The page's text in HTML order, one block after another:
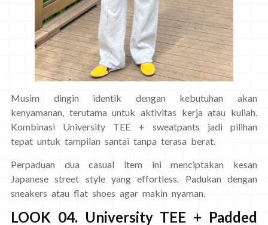
Musim dingin identik dengan kebutuhan akan
kenyamanan, terutama untuk aktivitas kerja atau kuliah.
Kombinasi University TEE + sweatpants jadi pilihan
tepat untuk tampilan santai tanpa terasa berat.
Perpaduan dua casual item ini menciptakan kesan
Japanese street style yang effortless. Padukan dengan
sneakers atau flat shoes agar makin nyaman.
LOOK 04. University TEE + Padded